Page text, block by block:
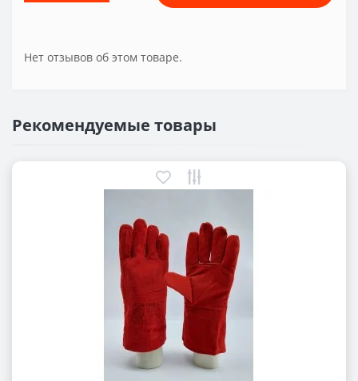
Нет отзывов об этом товаре.
Рекомендуемые товары